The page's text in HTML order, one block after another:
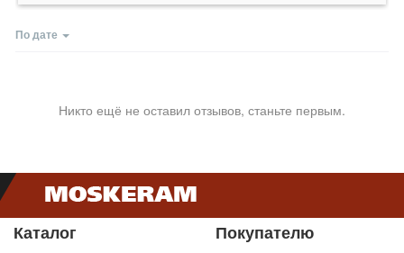
По дате
Никто ещё не оставил отзывов, станьте первым.
Каталог Покупателю